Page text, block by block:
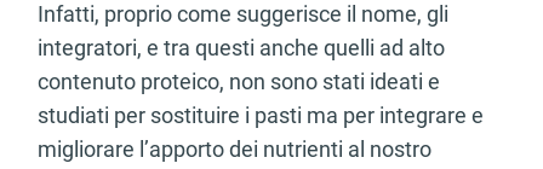
Infatti, proprio come suggerisce il nome, gli
integratori, e tra questi anche quelli ad alto
contenuto proteico, non sono stati ideati e
studiati per sostituire i pasti ma per integrare e
migliorare l’apporto dei nutrienti al nostro